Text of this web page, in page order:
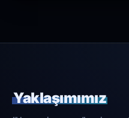
Yaklaşımımız